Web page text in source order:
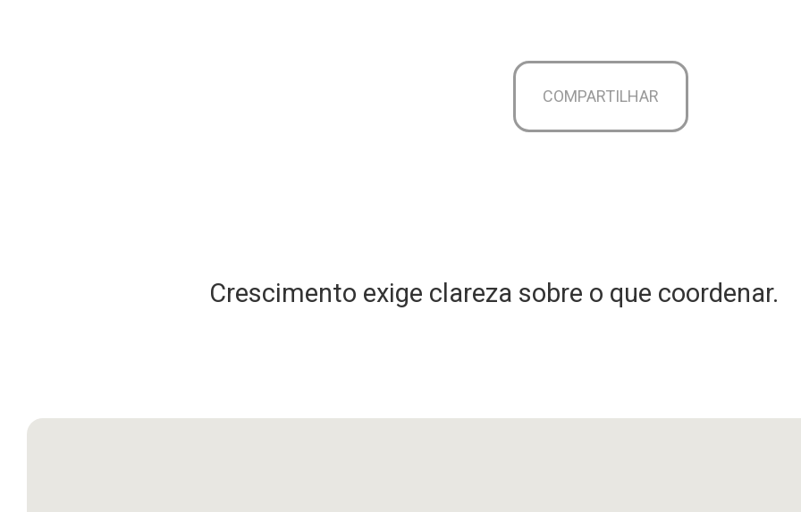
COMPARTILHAR
Crescimento exige clareza sobre o que coordenar.